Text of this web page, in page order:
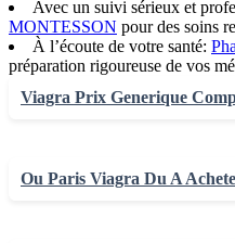
Avec un suivi sérieux et
MONTESSON pour des soins
À l’écoute de votre santé:
préparation rigoureuse de vos
Viagra Prix Generique
Ou Paris Viagra Du A